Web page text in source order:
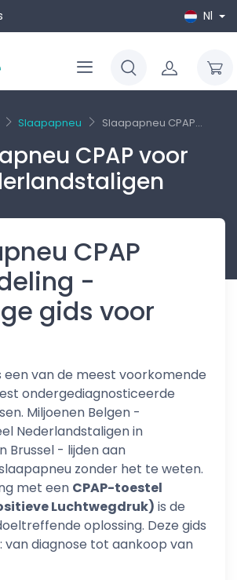
Nl
Slaapapneu Slaapapneu CPAP...
CPAP voor
CPAP
-
gids voor
een van de meest voorkomende
ondergediagnosticeerde
Miljoenen Belgen -
Nederlandstaligen in
Brussel - lijden aan
zonder het te weten.
met een CPAP-toestel
Luchtwegdruk) is de
oplossing. Deze gids
van diagnose tot aankoop van